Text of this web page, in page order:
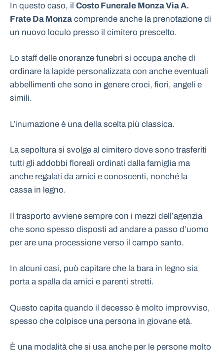
In questo caso, il Costo Funerale Monza Via A.
Frate Da Monza comprende anche la prenotazione di
un nuovo loculo presso il cimitero prescelto.
Lo staff delle onoranze funebri si occupa anche di
ordinare la lapide personalizzata con anche eventuali
abbellimenti che sono in genere croci, fiori, angeli e
simili.
L’inumazione è una della scelta più classica.
La sepoltura si svolge al cimitero dove sono trasferiti
tutti gli addobbi floreali ordinati dalla famiglia ma
anche regalati da amici e conoscenti, nonché la
cassa in legno.
Il trasporto avviene sempre con i mezzi dell’agenzia
che sono spesso disposti ad andare a passo d’uomo
per are una processione verso il campo santo.
In alcuni casi, può capitare che la bara in legno sia
porta a spalla da amici e parenti stretti.
Questo capita quando il decesso è molto improvviso,
spesso che colpisce una persona in giovane età.
È una modalità che si usa anche per le persone molto